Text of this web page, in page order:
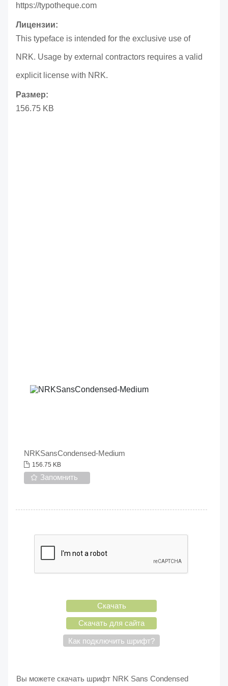
https://typotheque.com
Лицензии:
This typeface is intended for the exclusive use of
NRK. Usage by external contractors requires a valid
explicit license with NRK.
Размер:
156.75 KB
NRKSansCondensed-Medium
156.75 KB
Запомнить
Скачать
Скачать для сайта
Как подключить шрифт?
Вы можете скачать шрифт NRK Sans Condensed